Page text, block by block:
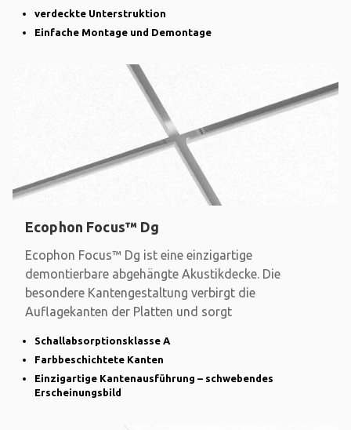
verdeckte Unterstruktion
Einfache Montage und Demontage
Ecophon Focus™ Dg
Ecophon Focus™ Dg ist eine einzigartige
demontierbare abgehängte Akustikdecke. Die
besondere Kantengestaltung verbirgt die
Auflagekanten der Platten und sorgt
Schallabsorptionsklasse A
Farbbeschichtete Kanten
Einzigartige Kantenausführung – schwebendes
Erscheinungsbild